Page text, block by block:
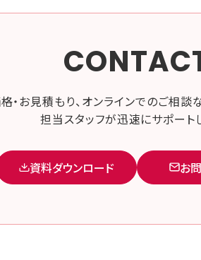
・お見積もり、オンラインでのご相談
担当スタッフが迅速にサポート
資料ダウンロード お